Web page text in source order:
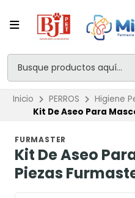
Inicio PERROS Higiene
Kit De Aseo Para
FURMASTER
Kit De Aseo
Piezas